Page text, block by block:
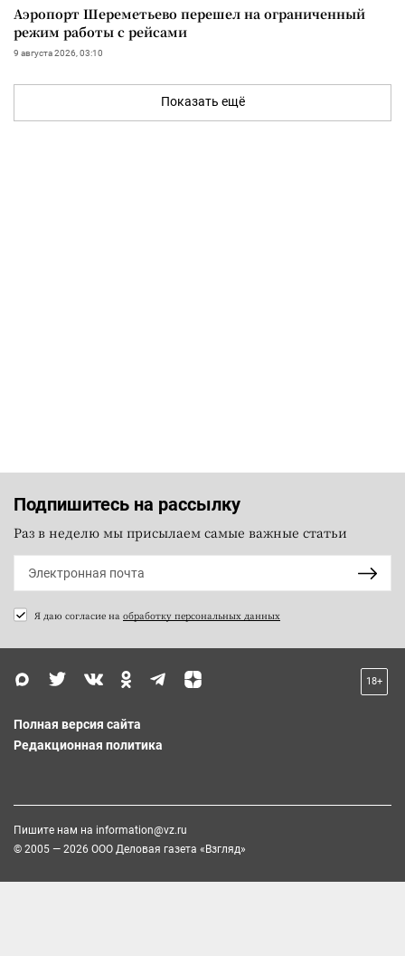
Аэропорт Шереметьево перешел на ограниченный
режим работы с рейсами
9 августа 2026, 03:10
Показать ещё
Подпишитесь на рассылку
Раз в неделю мы присылаем самые важные статьи
Я даю согласие на обработку персональных данных
18+
Полная версия сайта
Редакционная политика
Пишите нам на information@vz.ru
© 2005 — 2026 ООО Деловая газета «Взгляд»